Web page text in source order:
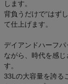
プロテイン・サプ
スタッフコーディ
します。
背負うだけで“はず
て仕上げます。
デイアンドハーフパ
ながら、時代を感
す。
33Lの大容量を誇る